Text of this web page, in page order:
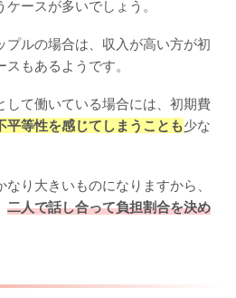
ースが多いでしょう。
プルの場合は、収入が高い方が初
もあるようです。
して働いている場合には、初期費
平等性を感じてしまうことも少な
り大きいものになりますから、
二人で話し合って負担割合を決め